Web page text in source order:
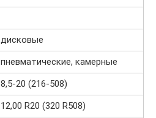
дисковые
пневматические, камерные
8,5-20 (216-508)
12,00 R20 (320 R508)